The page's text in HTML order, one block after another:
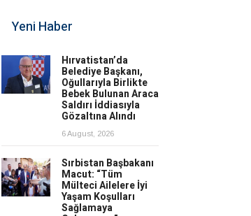
Yeni Haber
Hırvatistan’da
Belediye Başkanı,
Oğullarıyla Birlikte
Bebek Bulunan Araca
Saldırı İddiasıyla
Gözaltına Alındı
6 August, 2026
Sırbistan Başbakanı
Macut: “Tüm
Mülteci Ailelere İyi
Yaşam Koşulları
Sağlamaya